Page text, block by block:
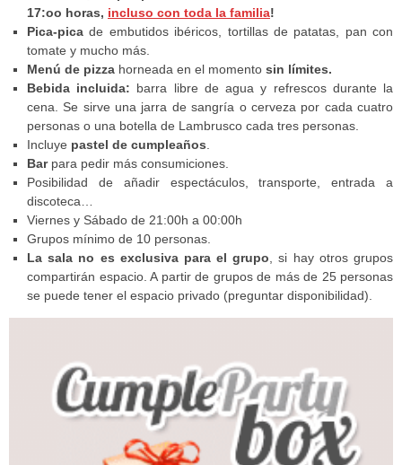
17:oo horas, incluso con toda la familia!
Pica-pica de embutidos ibéricos, tortillas de patatas, pan con
tomate y mucho más.
Menú de pizza horneada en el momento sin límites.
Bebida incluida: barra libre de agua y refrescos durante la
cena. Se sirve una jarra de sangría o cerveza por cada cuatro
personas o una botella de Lambrusco cada tres personas.
Incluye pastel de cumpleaños
Barpara pedir más consumiciones.
Posibilidad de añadir espectáculos, transporte, entrada a
discoteca…
Viernes y Sábado de 21:00h a 00:00h
Grupos mínimo de 10 personas.
La sala no es exclusiva para el grupo , si hay otros grupos
compartirán espacio. A partir de grupos de más de 25 personas
se puede tener el espacio privado (preguntar disponibilidad).